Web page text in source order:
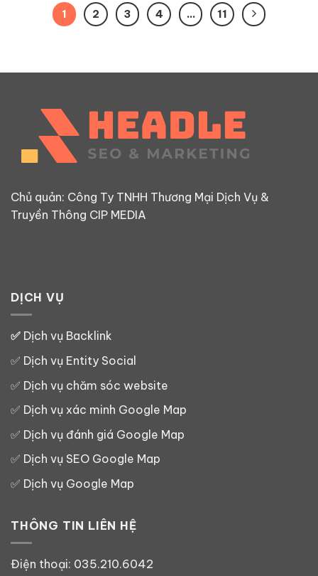
1 2 3 4 … 11
Chủ quản: Công Ty TNHH Thương Mại Dịch Vụ &
Truyền Thông CIP MEDIA
DỊCH VỤ
✅ Dịch vụ Backlink
✅ Dịch vụ Entity Social
✅ Dịch vụ chăm sóc website
✅ Dịch vụ xác minh Google Map
✅ Dịch vụ đánh giá Google Map
✅ Dịch vụ SEO Google Map
✅ Dịch vụ Google Map
THÔNG TIN LIÊN HỆ
Điện thoại: 035.210.6042